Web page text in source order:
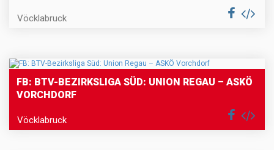
Vöcklabruck
FB: BTV-BEZIRKSLIGA SÜD: UNION REGAU – ASKÖ
VORCHDORF
Vöcklabruck